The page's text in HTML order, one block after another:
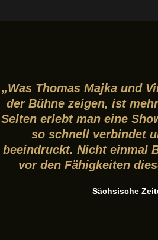
„Was Thomas Majka und
der Bühne zeigen, ist
Selten erlebt man eine
so schnell verbindet
beeindruckt. Nicht einmal
vor den Fähigkeiten
Sächsische